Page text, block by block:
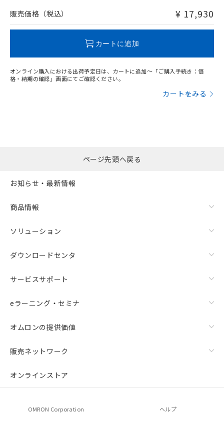
問い合わせください。
販売価格（税込） ¥ 17,930
カートに追加
オンライン購入における出荷予定日は、カートに追加～「ご購入手続き：価
格・納期の確認」画面にてご確認ください。
カートをみる
ページ先頭へ戻る
お知らせ・最新情報
商品情報
ソリューション
ダウンロードセンタ
サービスサポート
eラーニング・セミナ
オムロンの提供価値
販売ネットワーク
オンラインストア
OMRON Corporation ヘルプ